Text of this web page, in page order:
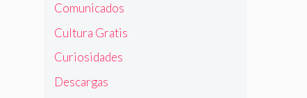
Comunicados
Cultura Gratis
Curiosidades
Descargas